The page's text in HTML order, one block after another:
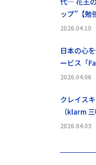
ップ”【勉
2026.04.10
日本の心
ービス「
2026.04.06
クレイス
（klarm
2026.04.03